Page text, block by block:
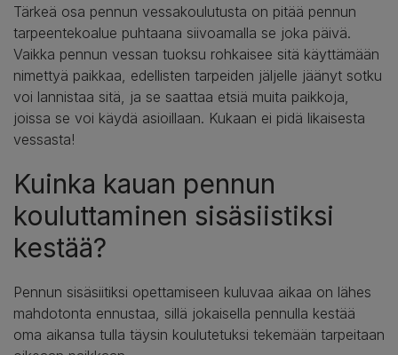
Tärkeä osa pennun vessakoulutusta on pitää pennun
tarpeentekoalue puhtaana siivoamalla se joka päivä.
Vaikka pennun vessan tuoksu rohkaisee sitä käyttämään
nimettyä paikkaa, edellisten tarpeiden jäljelle jäänyt sotku
voi lannistaa sitä, ja se saattaa etsiä muita paikkoja,
joissa se voi käydä asioillaan. Kukaan ei pidä likaisesta
vessasta!
Kuinka kauan pennun
kouluttaminen sisäsiistiksi
kestää?
Pennun sisäsiitiksi opettamiseen kuluvaa aikaa on lähes
mahdotonta ennustaa, sillä jokaisella pennulla kestää
oma aikansa tulla täysin koulutetuksi tekemään tarpeitaan